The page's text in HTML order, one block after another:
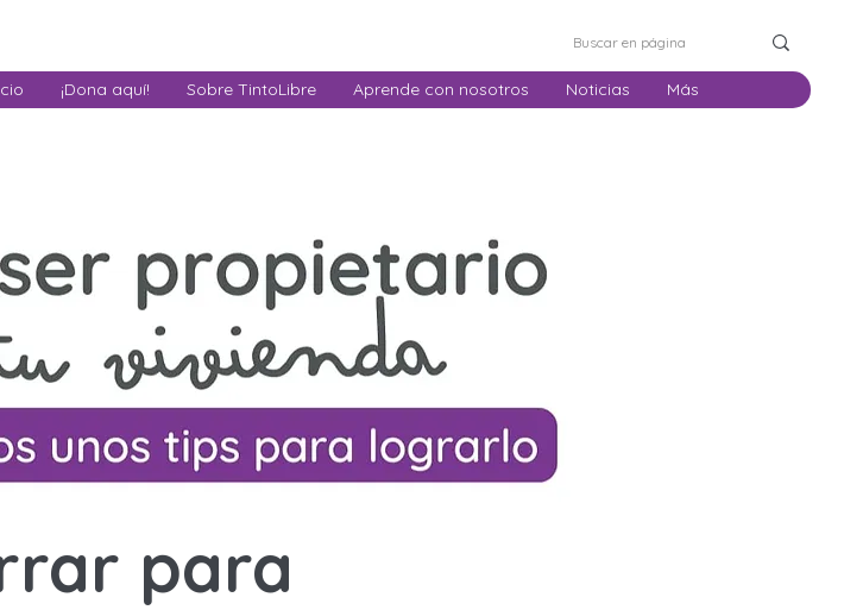
¡Dona aquí! Sobre TintoLibre Aprende con nosotros Noticias Más
para